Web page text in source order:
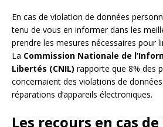
En cas de violation de données
tenu de vous en informer dans les
prendre les mesures nécessaires pour
La Commission Nationale de
Libertés (CNIL) rapporte que 8% des
concernaient des violations de
réparations d’appareils électroniques.
Les recours en cas